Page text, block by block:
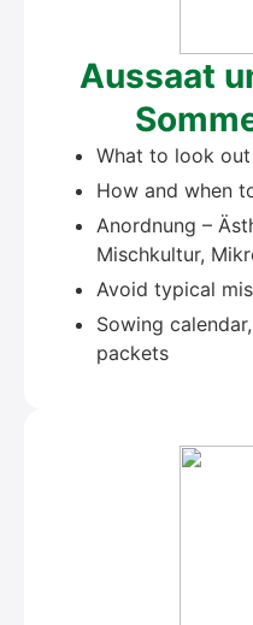
Aus­saat
What to look
How and when
Anord­nung –
Misch­kul­tur,
Avo­id typi­cal
Sowing
packets